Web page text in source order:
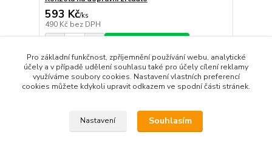
593 Kč/ks
490 Kč bez DPH
strana z 1
Pro základní funkčnost, zpříjemnění používání webu, analytické
účely a v případě udělení souhlasu také pro účely cílení reklamy
využíváme soubory cookies. Nastavení vlastních preferencí
cookies můžete kdykoli upravit odkazem ve spodní části stránek.
Nastavení Souhlasím